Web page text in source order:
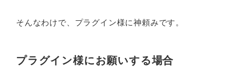
そんなわけで、プラグイン様に神頼みです。
プラグイン様にお願いする場合